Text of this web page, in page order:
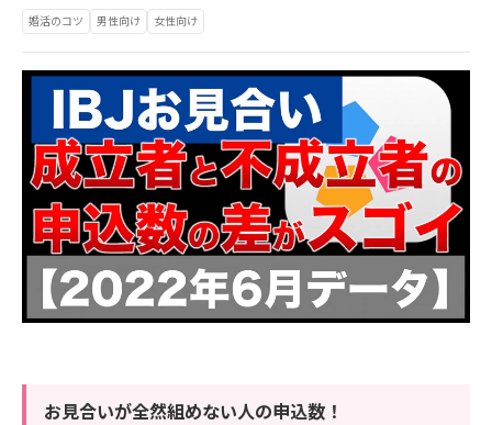
婚活のコツ 男性向け 女性向け
お見合いが全然組めない人の申込数！